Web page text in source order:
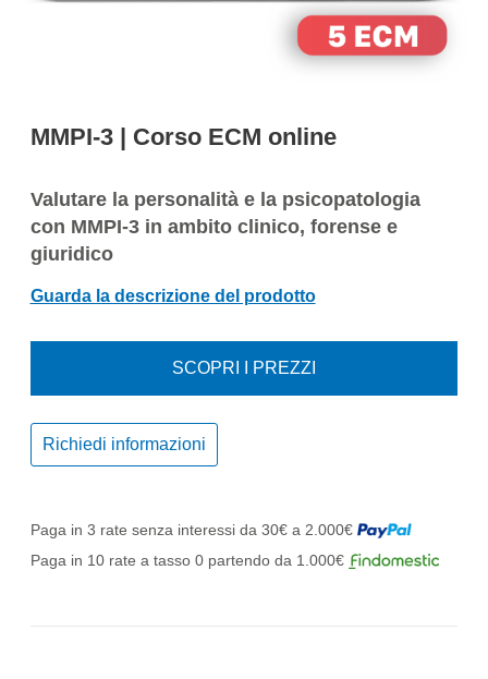
MMPI-3 | Corso ECM online
Valutare la personalità e la psicopatologia
con MMPI-3 in ambito clinico, forense e
giuridico
Guarda la descrizione del prodotto
SCOPRI I PREZZI
Richiedi informazioni
Paga in 3 rate senza interessi da 30€ a 2.000€
Paga in 10 rate a tasso 0 partendo da 1.000€